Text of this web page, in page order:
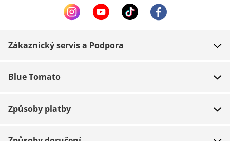
Zákaznický servis a Podpora
Platba
Navrácení zboží
Blue Tomato
Práce
Způsoby platby